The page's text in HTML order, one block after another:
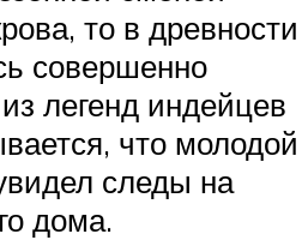
то в древности
совершенно
легенд индейцев
что молодой
следы на
дома.